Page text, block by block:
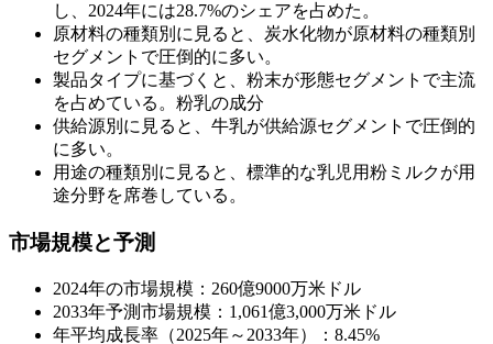
し、2024年には28.7%のシェアを占めた。
原材料の種類別に見ると、炭水化物が原材料の種類別
セグメントで圧倒的に多い。
製品タイプに基づくと、粉末が形態セグメントで主流
を占めている。粉乳の成分
供給源別に見ると、牛乳が供給源セグメントで圧倒的
に多い。
用途の種類別に見ると、標準的な乳児用粉ミルクが用
途分野を席巻している。
市場規模と予測
2024年の市場規模：260億9000万米ドル
2033年予測市場規模：1,061億3,000万米ドル
年平均成長率（2025年～2033年）：8.45%